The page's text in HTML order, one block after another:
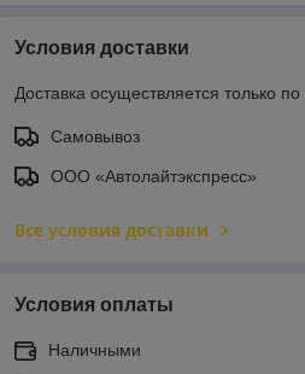
Условия доставки
Доставка осуществляется только по
Самовывоз
ООО «Автолайтэкспресс»
Все условия доставки
Условия оплаты
Наличными